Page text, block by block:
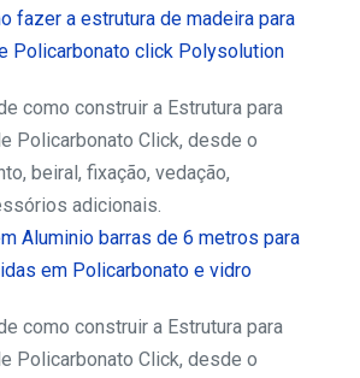
como construir a Estrutura para
Policarbonato Click, desde o
beiral, fixação, vedação,
adicionais.
como construir a Estrutura para
Policarbonato Click, desde o